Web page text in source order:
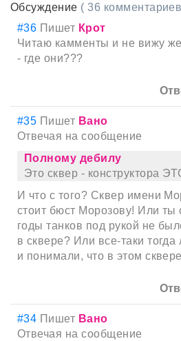
Обсуждение ( 36
#36 Пишет Крот
Читаю камменты и не вижу
- где они???
#35 Пишет Вано
Отвечая на сообщение
Полному дебилу
Это сквер - конструктора
И что с того? Сквер имени
стоит бюст Морозову! Или ты
годы танков под рукой не
в сквере? Или все-таки
и понимали, что в этом
#34 Пишет Вано
Отвечая на сообщение